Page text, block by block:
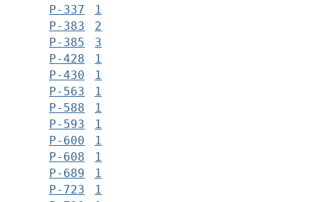
Р-337
1
Р-383
2
Р-385
3
Р-428
1
Р-430
1
Р-563
1
Р-588
1
Р-593
1
Р-600
1
Р-608
1
Р-689
1
Р-723
1